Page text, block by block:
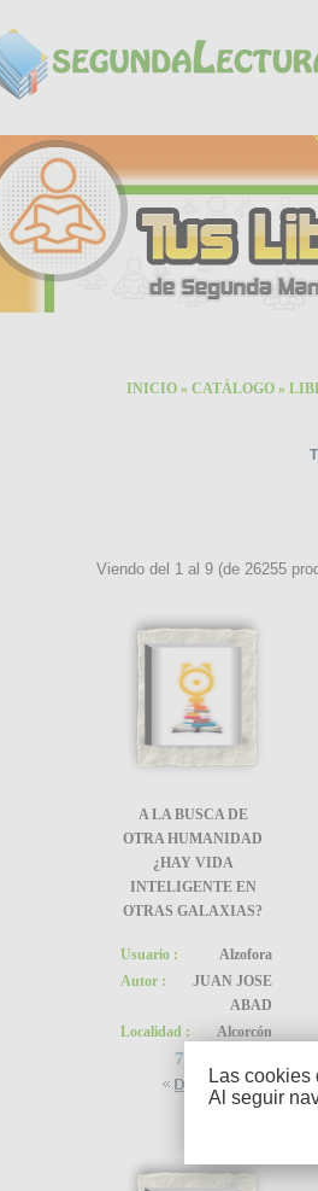
INICIO» CATÁLOGO»
Viendo del 1al 9(de 26255
A LA BUSCA DE
OTRA HUMANIDAD
¿HAY VIDA
INTELIGENTE EN
OTRAS GALAXIAS?
Usuario :
Alzofora
Autor :
JUAN JOSE
ABAD
Localidad :
Alcorcón
7.00€
Las
Al seguir